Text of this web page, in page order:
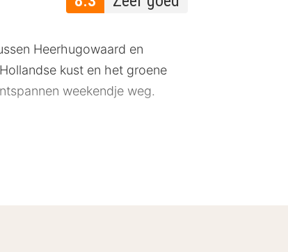
Heerhugowaard en
kust en het groene
weekendje weg.
In de buurt vind je